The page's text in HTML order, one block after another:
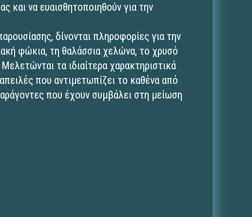
και να ευαισθητοποιηθούν για την
δίνονται πληροφορίες για την
φώκια, τη θαλάσσια χελώνα, το χρυσό
τα ιδιαίτερα χαρακτηριστικά
που αντιμετωπίζει το καθένα από
που έχουν συμβάλει στη μείωση